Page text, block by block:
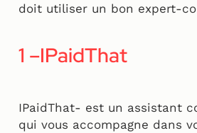
doit utiliser un bon expert-
1 –IPaidThat
IPaidThat- est un assistant
qui vous accompagne dans